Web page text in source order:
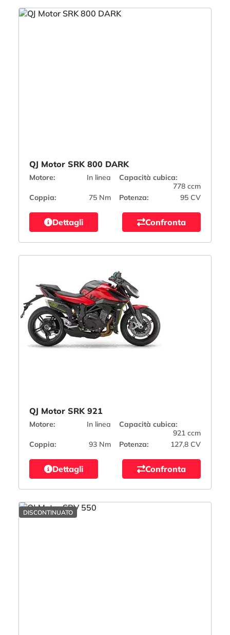
QJ Motor SRK 800 DARK
Motore: In linea
Capacità cubica:
778 ccm
Coppia:
75 Nm Potenza: 95 CV
Dettagli Confronta
QJ Motor SRK 921
Motore: In linea
Capacità cubica:
921 ccm
Coppia:
93 Nm Potenza: 127,8 CV
Dettagli Confronta
DISCONTINUATO